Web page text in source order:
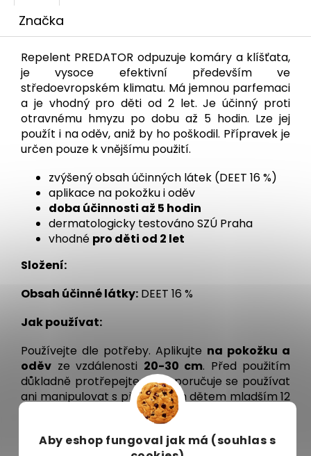
Aby eshop fungoval jak má (souhlas s
Značka
Repelent PREDATOR odpuzuje komáry a klíšťata,
je vysoce efektivní především ve
středoevropském klimatu. Má jemnou parfemaci
a je vhodný pro děti od 2 let. Je účinný proti
otravnému hmyzu po dobu až 5 hodin. Lze jej
použít i na oděv, aniž by ho poškodil. Přípravek je
určen pouze k vnějšímu použití.
zvýšený obsah účinných látek (DEET 16 %)
aplikace na pokožku i oděv
doba účinnosti až 5 hodin
dermatologicky testováno SZÚ Praha
vhodné pro děti od 2 let
Složení:
Obsah účinné látky: DEET 16 %
Jak používat:
Používejte dle potřeby. Aplikujte na pokožku a
oděv ze vzdálenosti 20-30 cm. Před použitím
důkladně protřepejte. Nedoporučuje se používat
ani manipulovat s přípravkem dětem mladším 12
let. Aplikuje dospělá osoba.
Balení: